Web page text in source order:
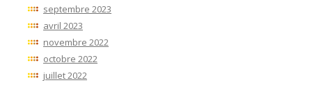
septembre 2023
avril 2023
novembre 2022
octobre 2022
juillet 2022